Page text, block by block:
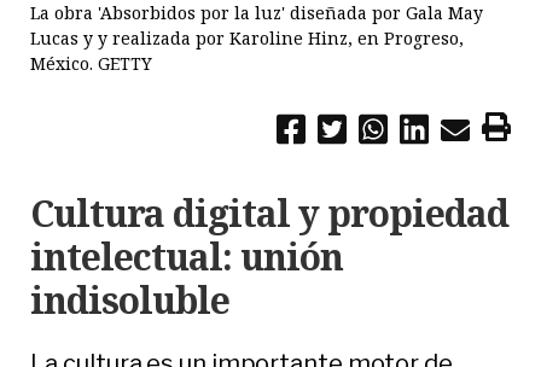
La obra 'Absorbidos por la luz' diseñada por Gala May
Lucas y y realizada por Karoline Hinz, en Progreso,
México. GETTY
Cultura digital y propiedad
intelectual: unión
indisoluble